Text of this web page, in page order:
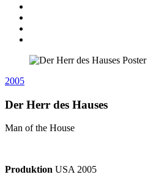
2005
Der Herr des Hauses
Man of the House
Produktion USA2005